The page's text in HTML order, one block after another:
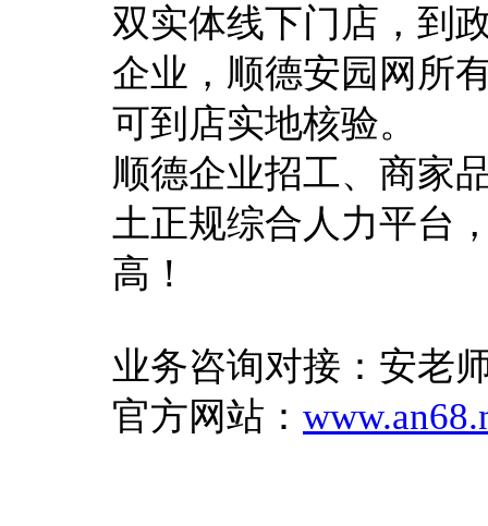
双实体线下门店，到
企业，顺德安园网所
可到店实地核验。
顺德企业招工、商家
土正规综合人力平台
高！
业务咨询对接：安老
官方网站：